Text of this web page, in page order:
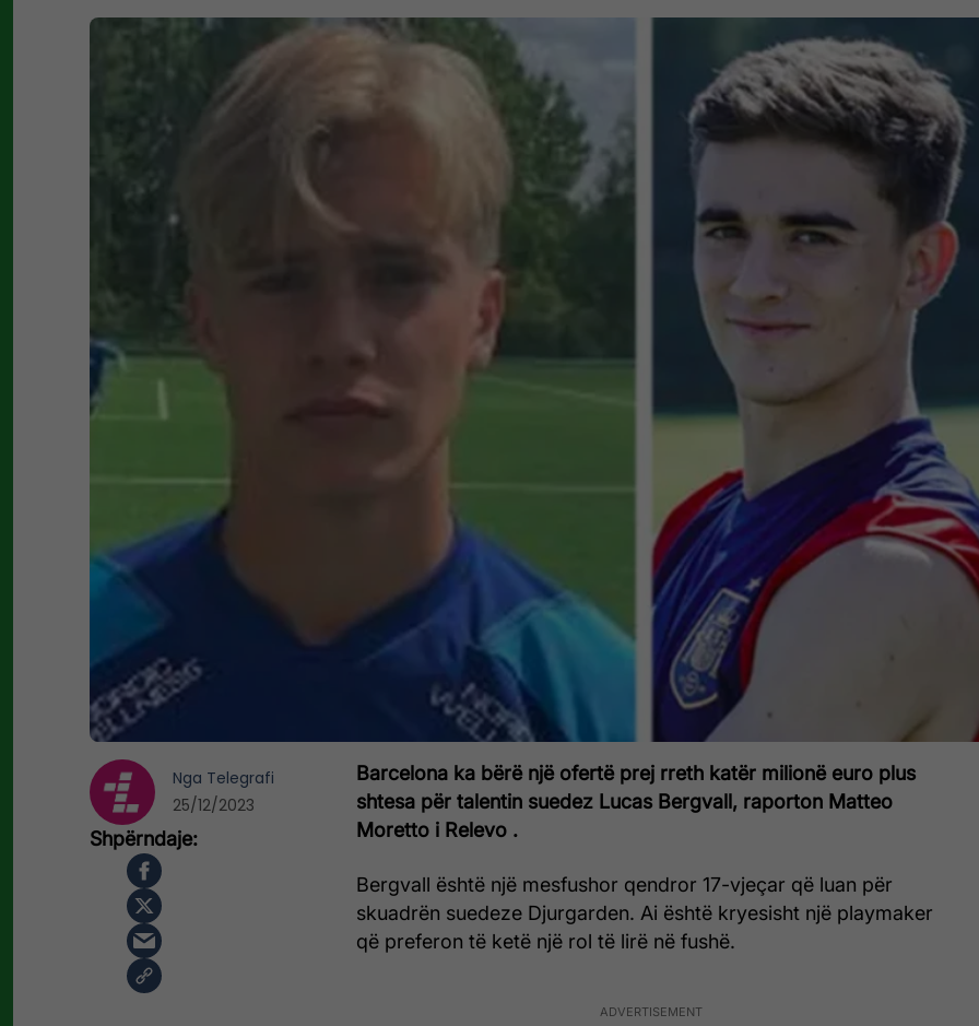
Barcelona ka bërë një ofertë prej rreth katër milionë euro plus
shtesa për talentin suedez Lucas Bergvall, raporton Matteo
Moretto i Relevo .
Bergvall është një mesfushor qendror 17-vjeçar që luan për
skuadrën suedeze Djurgarden. Ai është kryesisht një playmaker
që preferon të ketë një rol të lirë në fushë.
Nga Telegrafi
25/12/2023